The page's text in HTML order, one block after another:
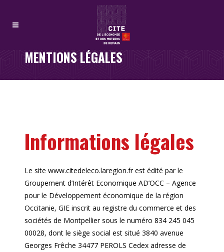
MENTIONS LÉGALES
Informations légales
Le site www.citedeleco.laregion.fr est édité par le
Groupement d’Intérêt Economique AD’OCC – Agence
pour le Développement économique de la région
Occitanie, GIE inscrit au registre du commerce et des
sociétés de Montpellier sous le numéro 834 245 045
00028, dont le siège social est situé 3840 avenue
Georges Frêche 34477 PEROLS Cedex adresse de